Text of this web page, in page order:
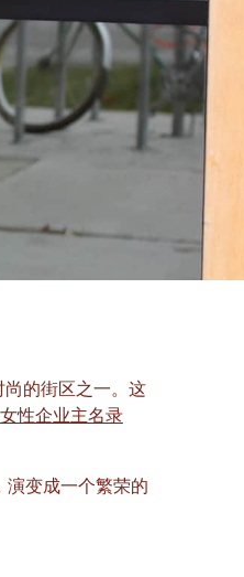
的街区之一。这
性企业主名录
演变成一个繁荣的